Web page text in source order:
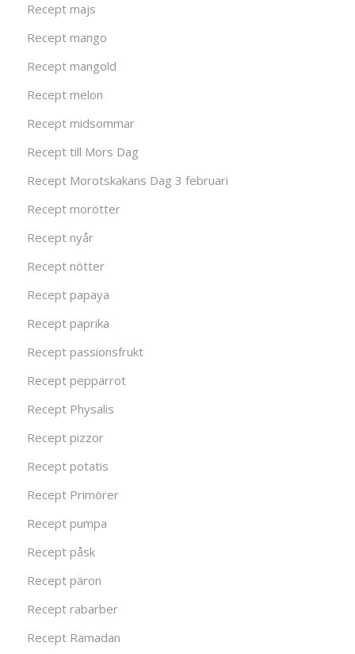
Recept majs
Recept mango
Recept mangold
Recept melon
Recept midsommar
Recept till Mors Dag
Recept Morotskakans Dag 3 februari
Recept morötter
Recept nyår
Recept nötter
Recept papaya
Recept paprika
Recept passionsfrukt
Recept pepparrot
Recept Physalis
Recept pizzor
Recept potatis
Recept Primörer
Recept pumpa
Recept påsk
Recept päron
Recept rabarber
Recept Ramadan